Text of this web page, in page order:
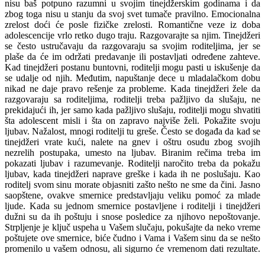
nisu baš potpuno razumni u svojim tinejdžerskim godinama i da
zbog toga nisu u stanju da svoj svet tumače pravilno. Emocionalna
zrelost doći će posle fizičke zrelosti. Romantične veze iz doba
adolescencije vrlo retko dugo traju. Razgovarajte sa njim. Tinejdžeri
se često ustručavaju da razgovaraju sa svojim roditeljima, jer se
plaše da će im održati predavanje ili postavljati određene zahteve.
Kad tinejdžeri postanu buntovni, roditelji mogu pasti u iskušenje da
se udalje od njih. Međutim, napuštanje dece u mladalačkom dobu
nikad ne daje pravo rešenje za probleme. Kada tinejdžeri žele da
razgovaraju sa roditeljima, roditelji treba pažljivo da slušaju, ne
prekidajući ih, jer samo kada pažljivo slušaju, roditelji mogu shvatiti
šta adolescent misli i šta on zapravo najviše želi. Pokažite svoju
ljubav. Nažalost, mnogi roditelji tu greše. Često se događa da kad se
tinejdžeri vrate kući, nalete na gnev i oštru osudu zbog svojih
nezrelih postupaka, umesto na ljubav. Biranim rečima treba im
pokazati ljubav i razumevanje. Roditelji naročito treba da pokažu
ljubav, kada tinejdžeri naprave greške i kada ih ne poslušaju. Kao
roditelj svom sinu morate objasniti zašto nešto ne sme da čini. Jasno
saopštene, ovakve smernice predstavljaju veliku pomoć za mlade
ljude. Kada su jednom smernice postavljene i roditelji i tinejdžeri
dužni su da ih poštuju i snose posledice za njihovo nepoštovanje.
Strpljenje je ključ uspeha u Vašem slučaju, pokušajte da neko vreme
poštujete ove smernice, biće čudno i Vama i Vašem sinu da se nešto
promenilo u vašem odnosu, ali sigurno će vremenom dati rezultate.